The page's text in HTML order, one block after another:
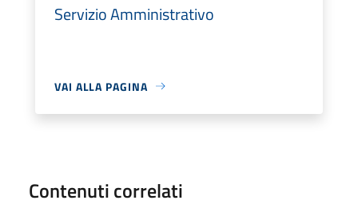
Servizio Amministrativo
VAI ALLA PAGINA
Contenuti correlati